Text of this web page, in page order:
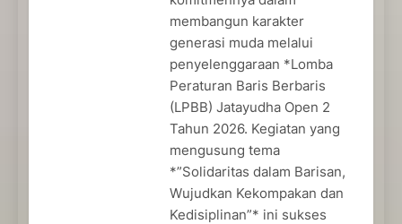
membangun karakter
generasi muda melalui
penyelenggaraan *Lomba
Peraturan Baris Berbaris
(LPBB) Jatayudha Open 2
Tahun 2026. Kegiatan yang
mengusung tema
*”Solidaritas dalam Barisan,
Wujudkan Kekompakan dan
Kedisiplinan”* ini sukses